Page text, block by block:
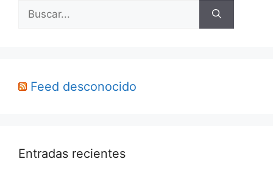
Buscar:
Feed desconocido
Entradas recientes